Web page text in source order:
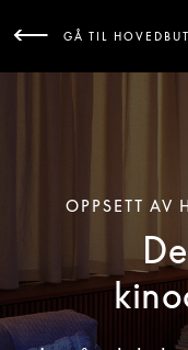
GÅ TIL
OPPSETT AV